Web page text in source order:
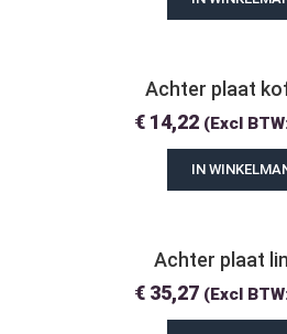
Achter plaat
€14,22 (Excl
IN
Achter plaat
€35,27 (Excl